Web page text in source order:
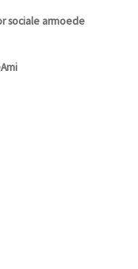
sociale armoede